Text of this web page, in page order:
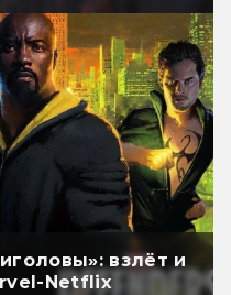
взлёт и
Netflix